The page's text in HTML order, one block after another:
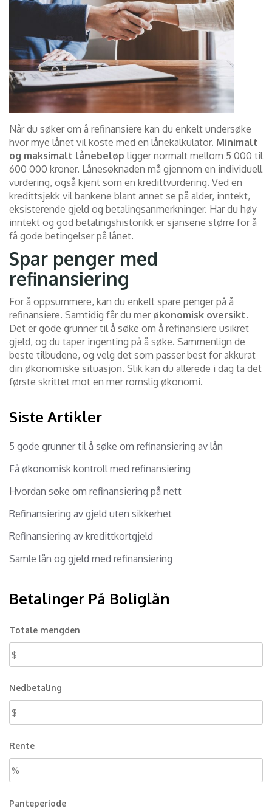
Når du søker om å refinansiere kan du enkelt undersøke
hvor mye lånet vil koste med en lånekalkulator. Minimalt
og maksimalt lånebeløp ligger normalt mellom 5 000 til
600 000 kroner. Lånesøknaden må gjennom en individuell
vurdering, også kjent som en kredittvurdering. Ved en
kredittsjekk vil bankene blant annet se på alder, inntekt,
eksisterende gjeld og betalingsanmerkninger. Har du høy
inntekt og god betalingshistorikk er sjansene større for å
få gode betingelser på lånet.
Spar penger med
refinansiering
For å oppsummere, kan du enkelt spare penger på å
refinansiere. Samtidig får du mer økonomisk oversikt.
Det er gode grunner til å søke om å refinansiere usikret
gjeld, og du taper ingenting på å søke. Sammenlign de
beste tilbudene, og velg det som passer best for akkurat
din økonomiske situasjon. Slik kan du allerede i dag ta det
første skrittet mot en mer romslig økonomi.
Siste Artikler
5 gode grunner til å søke om refinansiering av lån
Få økonomisk kontroll med refinansiering
Hvordan søke om refinansiering på nett
Refinansiering av gjeld uten sikkerhet
Refinansiering av kredittkortgjeld
Samle lån og gjeld med refinansiering
Betalinger På Boliglån
Totale mengden
Nedbetaling
Rente
Panteperiode